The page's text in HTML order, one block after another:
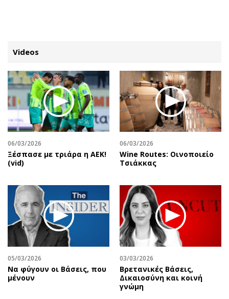
ΚΑΤΗΓΟΡΙΕΣ ΣΥΝΔΕΣΗ
Κύπρος
Παιδεία
Υγεία
Πολιτική
Βουλευτικές 2026
Προεδρικές 2023
Δημοσκοπήσεις
Διπλωματία
Αθλητισμός
Κύπρος
Ελλάδα
Διεθνή
Απόψεις
Αρθρογραφία
The Hill
Υγεία
Αγγελίες
Πωλούνται
Ζητούν εργασία
Θέσεις εργασίας
Geek
Νέα
Κινητά-tablets
Social
Videos
06/03/2026
Ξέσπασε με τριάρα η ΑΕΚ!
(vid)
06/03/2026
Wine Routes: Οινοποιείο
Τσιάκκας
05/03/2026
Να φύγουν οι Βάσεις, που
μένουν
03/03/2026
Βρετανικές Βάσεις,
Δικαιοσύνη και κοινή
γνώμη